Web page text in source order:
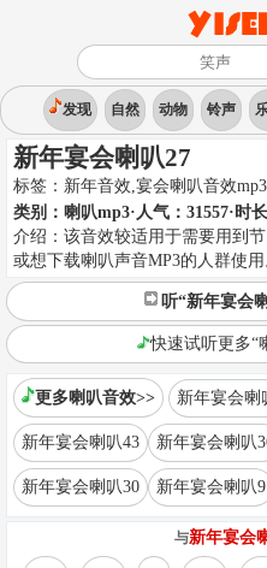
发现 自然 动物 铃声
新年宴会喇叭27
标签： 新年音效,宴会喇叭音效
类别： 喇叭mp3·人气：31557·时
介绍： 该音效较适用于需要用到
或想下载喇叭声音MP3的人群使用
听“新年宴会
快速试听更多“
更多喇叭音效>> 新年宴会喇
新年宴会喇叭43 新年宴会喇叭
新年宴会喇叭30 新年宴会喇叭9
与新年宴会